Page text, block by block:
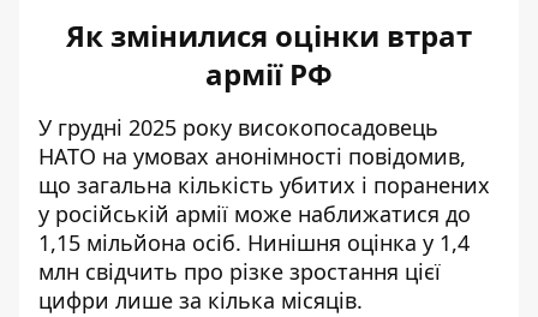
Як змінилися оцінки втрат
армії РФ
У грудні 2025 року високопосадовець
НАТО на умовах анонімності повідомив,
що загальна кількість убитих і поранених
у російській армії може наближатися до
1,15 мільйона осіб. Нинішня оцінка у 1,4
млн свідчить про різке зростання цієї
цифри лише за кілька місяців.